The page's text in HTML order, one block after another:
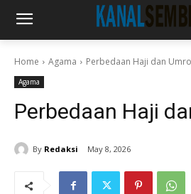
Home Agama Perbedaan Haji dan
Agama
Perbedaan Haji
By Redaksi May 8, 2026